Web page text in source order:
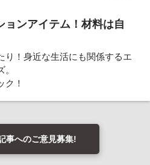
ョンアイテム！材料は自
り！身近な生活にも関係するエ
ク！
事へのご意見募集!